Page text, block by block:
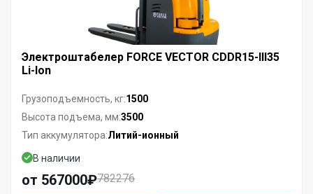
Электроштабелер FORCE VECTOR CDDR15-III35
Li-Ion
Грузоподъемность, кг:1500
Высота подъема, мм:3500
Тип аккумулятора:Литий-ионный
В наличии
от 567000₽782276